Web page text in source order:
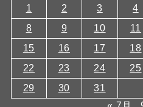
1
2 3 4
8
9 10 11
15
16 17 18
22
23 24 25
29
30
31